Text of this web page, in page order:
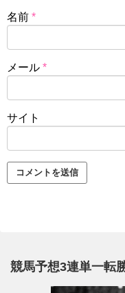
名前 *
メール *
サイト
競馬予想3連単一転